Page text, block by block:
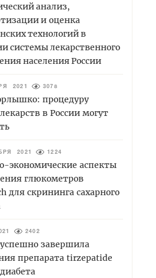
анализ,
и оценка
технологий в
системы лекарственного
населения России
2021 3078
процедуру
в России могут
2021 1224
экономические аспекты
глюкометров
для скрининга сахарного
2402
завершила
препарата tirzepatide